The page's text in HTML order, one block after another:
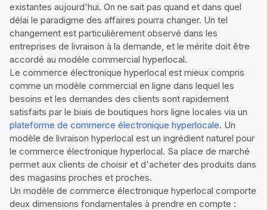
existantes aujourd'hui. On ne sait pas quand et dans quel
délai le paradigme des affaires pourra changer. Un tel
changement est particulièrement observé dans les
entreprises de livraison à la demande, et le mérite doit être
accordé au modèle commercial hyperlocal.
Le commerce électronique hyperlocal est mieux compris
comme un modèle commercial en ligne dans lequel les
besoins et les demandes des clients sont rapidement
satisfaits par le biais de boutiques hors ligne locales via un
plateforme de commerce électronique hyperlocale. Un
modèle de livraison hyperlocal est un ingrédient naturel pour
le commerce électronique hyperlocal. Sa place de marché
permet aux clients de choisir et d'acheter des produits dans
des magasins proches et proches.
Un modèle de commerce électronique hyperlocal comporte
deux dimensions fondamentales à prendre en compte :